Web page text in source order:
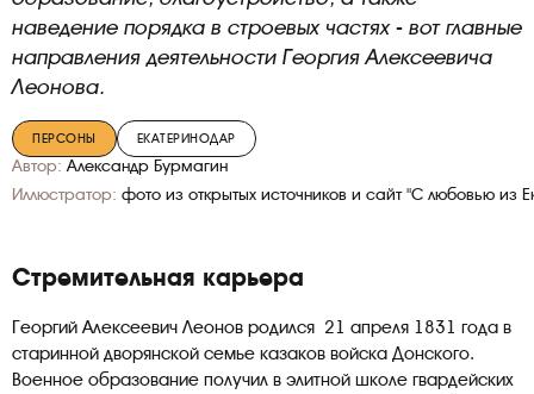
наведение порядка в строевых частях - вот главные
направления деятельности Георгия Алексеевича
Леонова.
ПЕРСОНЫ ЕКАТЕРИНОДАР
Автор: Александр Бурмагин
Иллюстратор: фото из открытых источников и сайт "С любовью из
Стремительная карьера
Георгий Алексеевич Леонов родился 21 апреля 1831 года в
старинной дворянской семье казаков войска Донского.
Военное образование получил в элитной школе гвардейских